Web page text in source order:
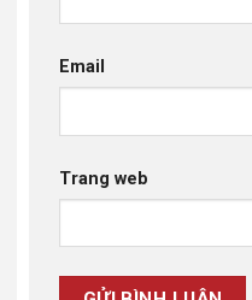
Email
Trang web